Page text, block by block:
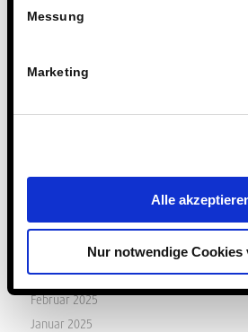
Messung
Marketing
Alle
Nur notwendige Cookies
Februar 2026
November 2025
Juli 2025
Mai 2025
März 2025
Februar 2025
Januar 2025